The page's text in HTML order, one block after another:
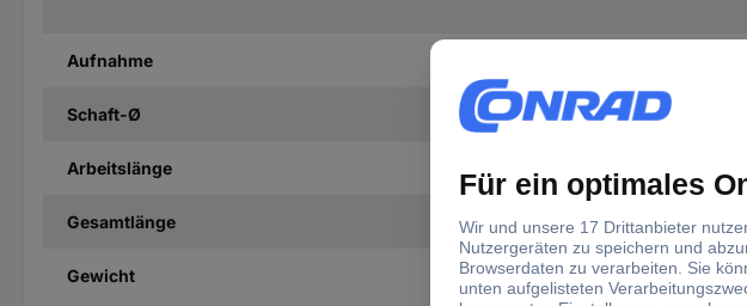
Aufnahme
Schaft-Ø
Arbeitslänge
Gesamtlänge
Gewicht